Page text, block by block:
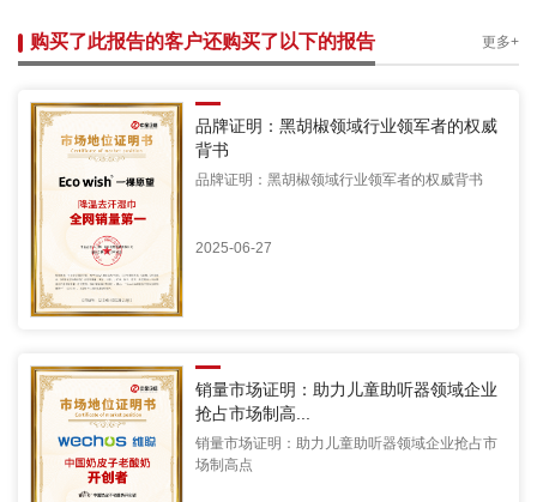
购买了此报告的客户还购买了以下的报告 更多+
品牌证明：黑胡椒领域行业领军者的权威
背书
品牌证明：黑胡椒领域行业领军者的权威背书
2025-06-27
销量市场证明：助力儿童助听器领域企业
抢占市场制高...
销量市场证明：助力儿童助听器领域企业抢占市
场制高点